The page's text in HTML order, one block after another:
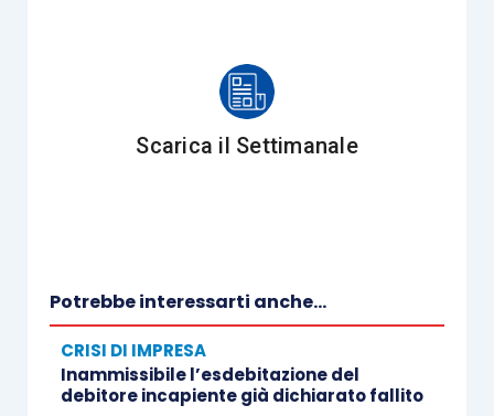
Scarica il Settimanale
Potrebbe interessarti anche...
CRISI DI IMPRESA
Inammissibile l’esdebitazione del
debitore incapiente già dichiarato fallito